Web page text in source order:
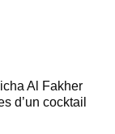
Al Fakher
d’un cocktail